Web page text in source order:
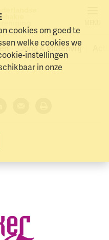
Jong & glutenvrij
tijgerprint
cookies om goed te
welke cookies we
instellingen
in onze